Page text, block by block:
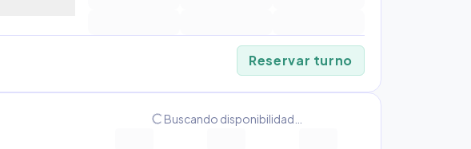
Reservar turno
progress_activity Buscando disponibilidad…